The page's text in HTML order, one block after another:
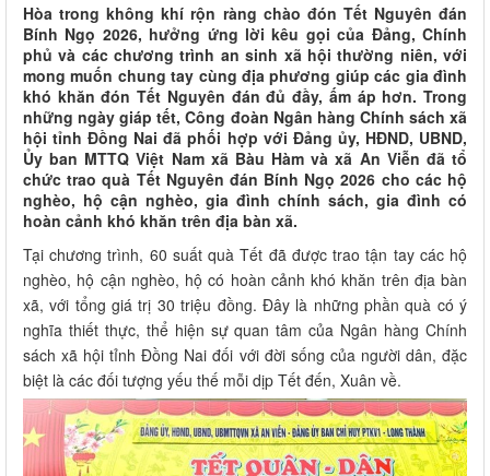
Hòa trong không khí rộn ràng chào đón Tết Nguyên đán
Bính Ngọ 2026, hưởng ứng lời kêu gọi của Đảng, Chính
phủ và các chương trình an sinh xã hội thường niên, với
mong muốn chung tay cùng địa phương giúp các gia đình
khó khăn đón Tết Nguyên đán đủ đầy, ấm áp hơn. Trong
những ngày giáp tết, Công đoàn Ngân hàng Chính sách xã
hội tỉnh Đồng Nai đã phối hợp với Đảng ủy, HĐND, UBND,
Ủy ban MTTQ Việt Nam xã Bàu Hàm và xã An Viễn đã tổ
chức trao quà Tết Nguyên đán Bính Ngọ 2026 cho các hộ
nghèo, hộ cận nghèo, gia đình chính sách, gia đình có
hoàn cảnh khó khăn trên địa bàn xã.
Tại chương trình, 60 suất quà Tết đã được trao tận tay các hộ
nghèo, hộ cận nghèo, hộ có hoàn cảnh khó khăn trên địa bàn
xã, với tổng giá trị 30 triệu đồng. Đây là những phần quà có ý
nghĩa thiết thực, thể hiện sự quan tâm của Ngân hàng Chính
sách xã hội tỉnh Đồng Nai đối với đời sống của người dân, đặc
biệt là các đối tượng yếu thế mỗi dịp Tết đến, Xuân về.